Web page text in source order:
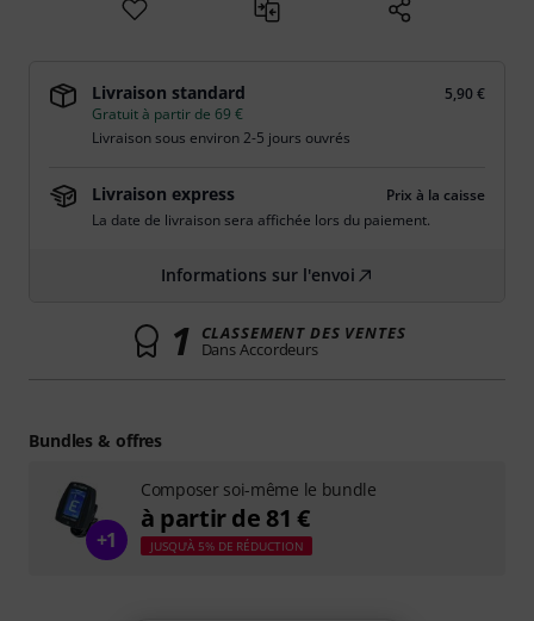
Livraison standard
5,90 €
Gratuit à partir de 69 €
Livraison sous environ 2-5 jours ouvrés
Livraison express
Prix à la caisse
La date de livraison sera affichée lors du paiement.
Informations sur l'envoi
1 CLASSEMENT DES VENTES
Dans Accordeurs
Bundles & offres
+1
Composer soi-même le bundle
à partir de 81 €
JUSQU'À 5% DE RÉDUCTION